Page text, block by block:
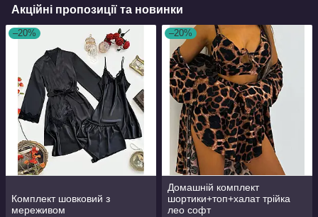
Акційні пропозиції та новинки
–20%
Комплект шовковий з
мереживом
–20%
Домашній комплект
шортики+топ+халат трійка
лео софт